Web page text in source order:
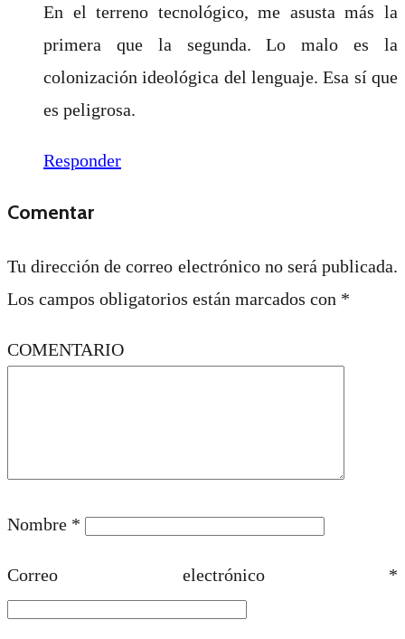
En el terreno tecnológico, me asusta más la
primera que la segunda. Lo malo es la
colonización ideológica del lenguaje. Esa sí que
es peligrosa.
Responder
Comentar
Tu dirección de correo electrónico no será publicada.
Los campos obligatorios están marcados con *
COMENTARIO
Nombre *
Correo electrónico *